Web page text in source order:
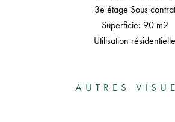
3e étage Sous contrat
Superficie: 90 m2
Utilisation résidentielle
AUTRES